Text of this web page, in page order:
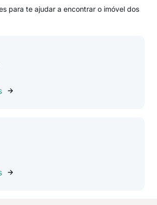
para te ajudar a encontrar o imóvel dos